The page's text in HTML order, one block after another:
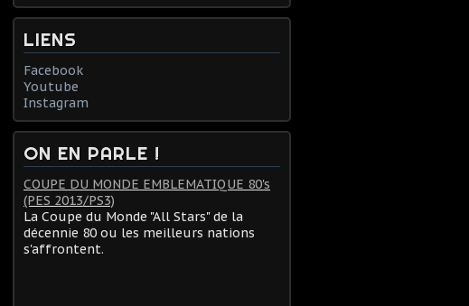
LIENS
Facebook
Youtube
Instagram
ON EN PARLE !
COUPE DU MONDE EMBLEMATIQUE 80's
(PES 2013/PS3)
La Coupe du Monde "All Stars" de la
décennie 80 ou les meilleurs nations
s'affrontent.